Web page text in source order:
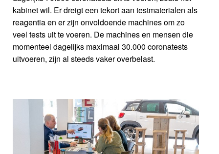
kabinet wil. Er dreigt een tekort aan testmaterialen als
reagentia en er zijn onvoldoende machines om zo
veel tests uit te voeren. De machines en mensen die
momenteel dagelijks maximaal 30.000 coronatests
uitvoeren, zijn al steeds vaker overbelast.